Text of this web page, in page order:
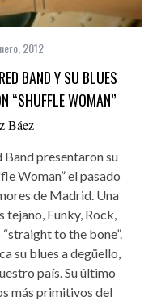
2012
BAND Y SU BLUES
“SHUFFLE WOMAN”
Báez
Band presentaron su
Woman” el pasado
de Madrid. Una
Funky, Rock,
to the bone”.
su blues a degüello,
país. Su último
más primitivos del